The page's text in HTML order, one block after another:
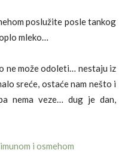
poslužite posle tankog
mleko…
ne može odoleti… nestaju iz
sreće, ostaće nam nešto i
nema veze… dug je dan,